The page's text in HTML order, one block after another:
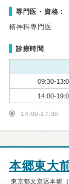
専門医・資格：
精神科専門医
診療時間
09:30-
14:00-
14:00-17:30
本郷東大
東京都文京区本郷